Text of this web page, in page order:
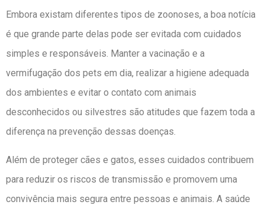
Embora existam diferentes tipos de zoonoses, a boa notícia
é que grande parte delas pode ser evitada com cuidados
simples e responsáveis. Manter a vacinação e a
vermifugação dos pets em dia, realizar a higiene adequada
dos ambientes e evitar o contato com animais
desconhecidos ou silvestres são atitudes que fazem toda a
diferença na prevenção dessas doenças.
Além de proteger cães e gatos, esses cuidados contribuem
para reduzir os riscos de transmissão e promovem uma
convivência mais segura entre pessoas e animais. A saúde